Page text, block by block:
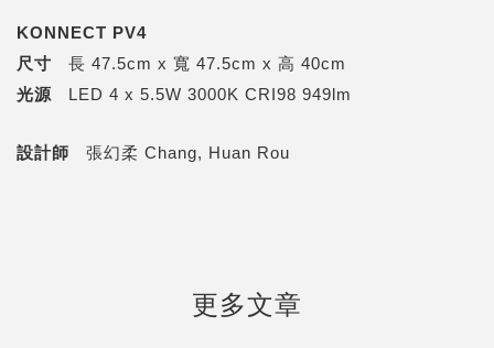
KONNECT PV4
尺寸 長 47.5cm x 寬 47.5cm x 高 40cm
光源 LED 4 x 5.5W 3000K CRI98 949lm
設計師 張幻柔 Chang, Huan Rou
更多文章